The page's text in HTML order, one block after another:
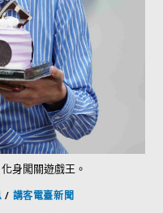
身闖關遊戲王。
/ 講客電臺新聞